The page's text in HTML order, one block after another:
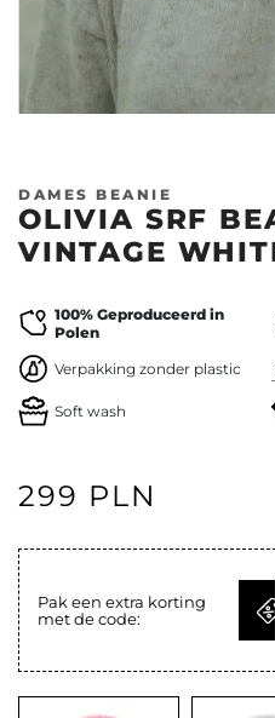
DAMES BEANIE
OLIVIA SRF
VINTAGE
100% Geproduceerd in
Polen
Verpakking zonder plastic
Soft wash
299 PLN
Pak een extra korting
met de code: